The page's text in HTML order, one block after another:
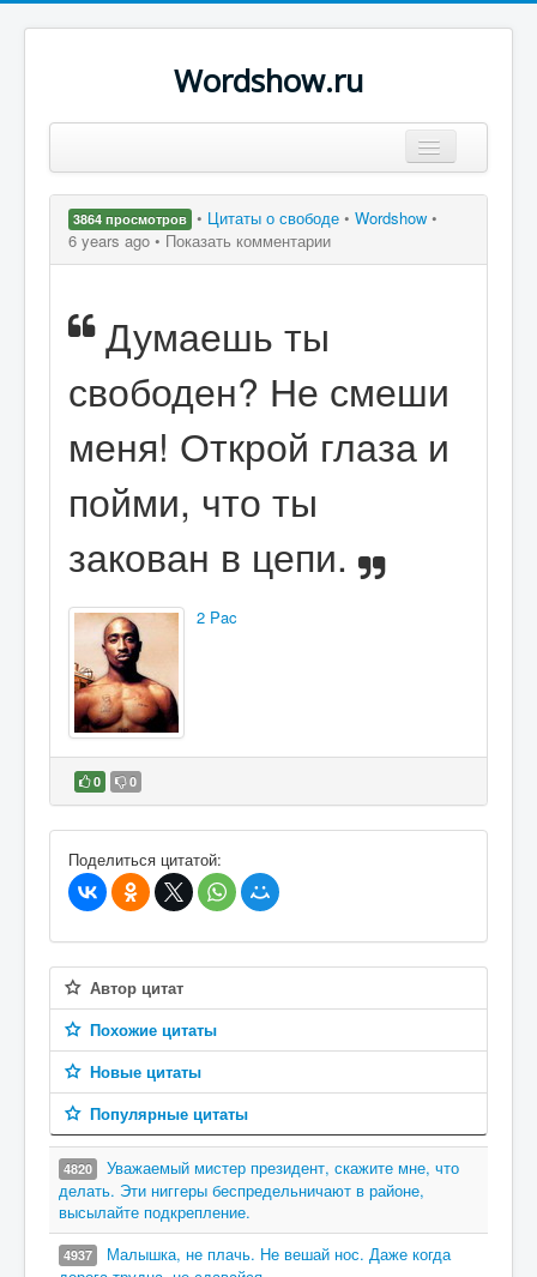
Wordshow.ru
Популярные цитаты
Поиск
3864 просмотров • Цитаты о свободе • Wordshow •
6 years ago • Показать комментарии
Думаешь ты
свободен? Не смеши
меня! Открой глаза и
пойми, что ты
закован в цепи.
2 Pac
0 0
В избранное
Поделиться цитатой:
Автор цитат
Похожие цитаты
Новые цитаты
Популярные цитаты
4820
Уважаемый мистер президент, скажите мне, что
делать. Эти ниггеры беспредельничают в районе,
высылайте подкрепление.
4937
Малышка, не плачь. Не вешай нос. Даже когда